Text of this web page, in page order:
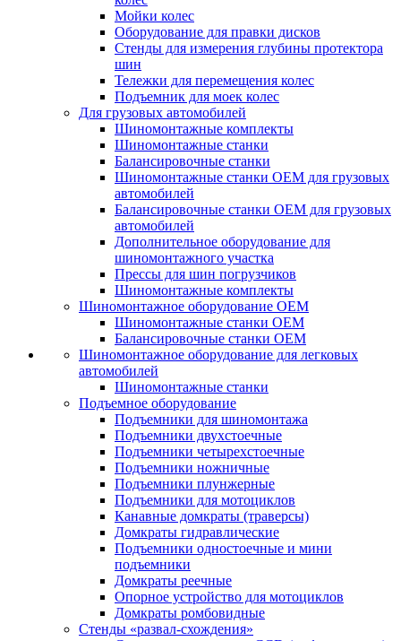
Мойки колес
Оборудование для правки дисков
Стенды для измерения глубины протектора
шин
Тележки для перемещения колес
Подъемник для моек колеc
Для грузовых автомобилей
Шиномонтажные комплекты
Шиномонтажные станки
Балансировочные станки
Шиномонтажные станки ОЕМ для грузовых
автомобилей
Балансировочные станки ОЕМ для грузовых
автомобилей
Дополнительное оборудование для
шиномонтажного участка
Прессы для шин погрузчиков
Шиномонтажные комплекты
Шиномонтажное оборудование ОЕМ
Шиномонтажные станки ОЕМ
Балансировочные станки ОЕМ
Шиномонтажное оборудование для легковых
автомобилей
Шиномонтажные станки
Подъемное оборудование
Подъемники для шиномонтажа
Подъемники двухстоечные
Подъемники четырехстоечные
Подъемники ножничные
Подъемники плунжерные
Подъемники для мотоциклов
Канавные домкраты (траверсы)
Домкраты гидравлические
Подъемники одностоечные и мини
подъемники
Домкраты реечные
Опорное устройство для мотоциклов
Домкраты ромбовидные
Стенды «развал-схождения»